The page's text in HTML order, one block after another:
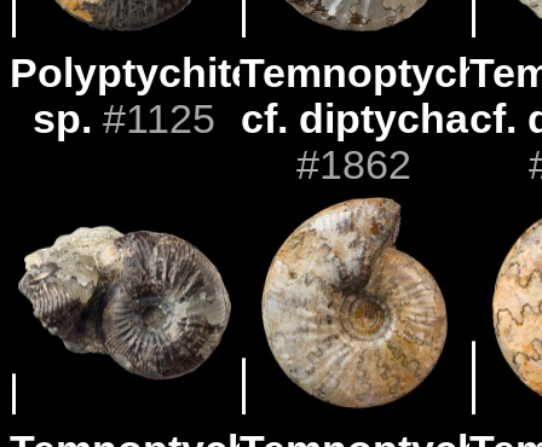
Polyptychites
sp. #1125
cf. diptycha
#1862
cf.